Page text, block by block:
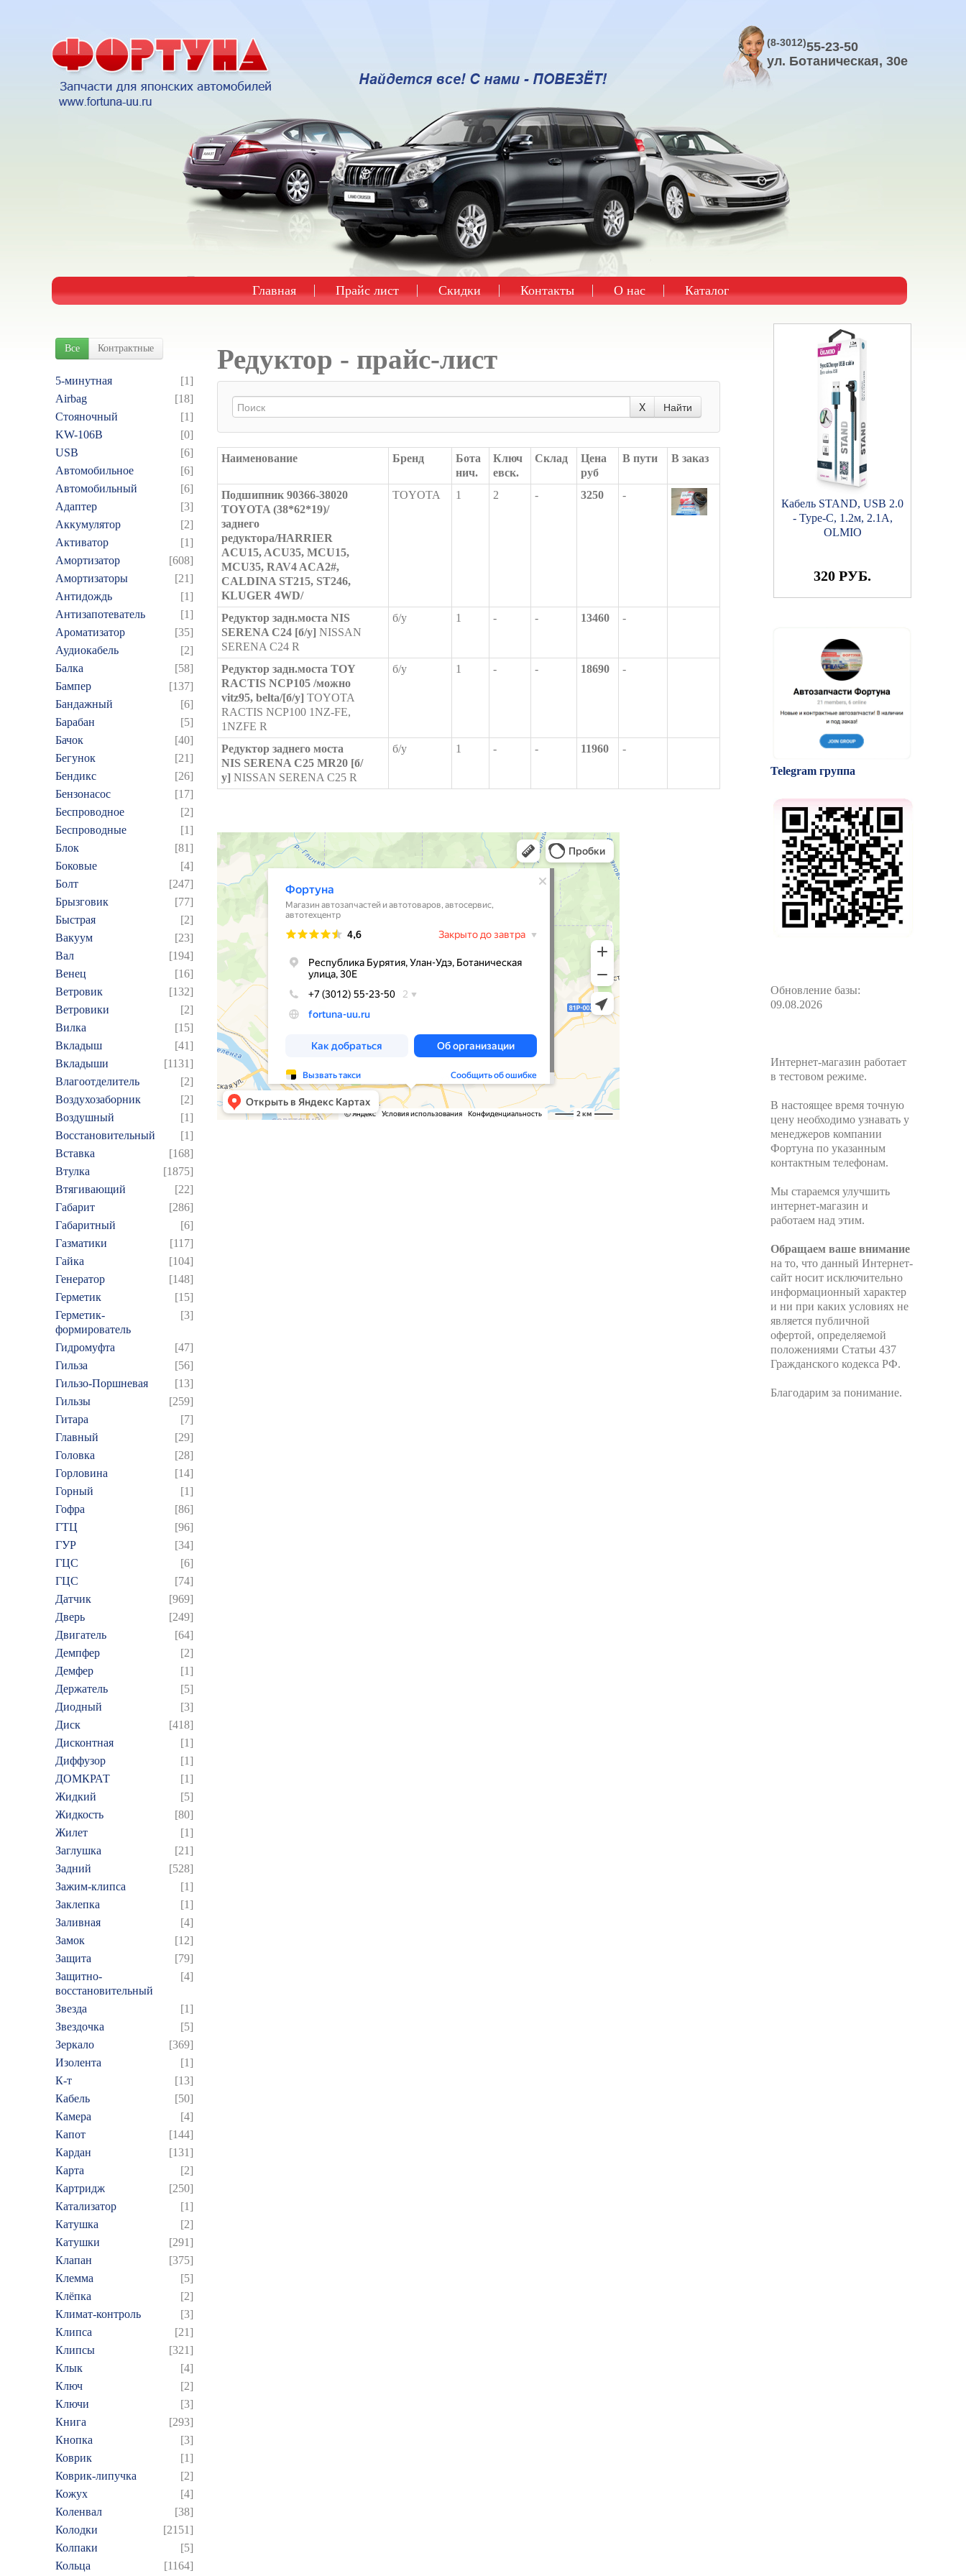
(8-3012)55-23-50
ул. Ботаническая, 30е
Главная Прайс лист Скидки Контакты О нас Каталог
Все Контрактные
5-минутная
[1]
Airbag
[18]
Cтояночный
[1]
KW-106B
[0]
USB
[6]
Автомобильное
[6]
Автомобильный
[6]
Адаптер
[3]
Аккумулятор
[2]
Активатор
[1]
Амортизатор
[608]
Амортизаторы
[21]
Антидождь
[1]
Антизапотеватель
[1]
Ароматизатор
[35]
Аудиокабель
[2]
Балка
[58]
Бампер
[137]
Бандажный
[6]
Барабан
[5]
Бачок
[40]
Бегунок
[21]
Бендикс
[26]
Бензонасос
[17]
Беспроводное
[2]
Беспроводные
[1]
Блок
[81]
Боковые
[4]
Болт
[247]
Брызговик
[77]
Быстрая
[2]
Вакуум
[23]
Вал
[194]
Венец
[16]
Ветровик
[132]
Ветровики
[2]
Вилка
[15]
Вкладыш
[41]
Вкладыши
[1131]
Влагоотделитель
[2]
Воздухозаборник
[2]
Воздушный
[1]
Восстановительный
[1]
Вставка
[168]
Втулка
[1875]
Втягивающий
[22]
Габарит
[286]
Габаритный
[6]
Газматики
[117]
Гайка
[104]
Генератор
[148]
Герметик
[15]
Герметик-
формирователь
[3]
Гидромуфта
[47]
Гильза
[56]
Гильзо-Поршневая
[13]
Гильзы
[259]
Гитара
[7]
Главный
[29]
Головка
[28]
Горловина
[14]
Горный
[1]
Гофра
[86]
ГТЦ
[96]
ГУР
[34]
ГЦC
[6]
ГЦС
[74]
Датчик
[969]
Дверь
[249]
Двигатель
[64]
Демпфер
[2]
Демфер
[1]
Держатель
[5]
Диодный
[3]
Диск
[418]
Дисконтная
[1]
Диффузор
[1]
ДОМКРАТ
[1]
Жидкий
[5]
Жидкость
[80]
Жилет
[1]
Заглушка
[21]
Задний
[528]
Зажим-клипса
[1]
Заклепка
[1]
Заливная
[4]
Замок
[12]
Защита
[79]
Защитно-
восстановительный
[4]
Звезда
[1]
Звездочка
[5]
Зеркало
[369]
Изолента
[1]
К-т
[13]
Кабель
[50]
Камера
[4]
Капот
[144]
Кардан
[131]
Карта
[2]
Картридж
[250]
Катализатор
[1]
Катушка
[2]
Катушки
[291]
Клапан
[375]
Клемма
[5]
Клёпка
[2]
Климат-контроль
[3]
Клипса
[21]
Клипсы
[321]
Клык
[4]
Ключ
[2]
Ключи
[3]
Книга
[293]
Кнопка
[3]
Коврик
[1]
Коврик-липучка
[2]
Кожух
[4]
Коленвал
[38]
Колодки
[2151]
Колпаки
[5]
Кольца
[1164]
Редуктор - прайс-лист
X Найти
Наименование Бренд
Бота
нич.
Ключ
евск.
Склад
Цена
руб
В пути В заказ
Подшипник 90366-38020
TOYOTA (38*62*19)/
заднего
редуктора/HARRIER
ACU15, ACU35, MCU15,
MCU35, RAV4 ACA2#,
CALDINA ST215, ST246,
KLUGER 4WD/
TOYOTA 1 2 - 3250 -
Редуктор задн.моста NIS
SERENA C24 [б/у] NISSAN
SERENA C24 R
б/у 1 - - 13460 -
Редуктор задн.моста TOY
RACTIS NCP105 /можно
vitz95, belta/[б/у] TOYOTA
RACTIS NCP100 1NZ-FE,
1NZFE R
б/у 1 - - 18690 -
Редуктор заднего моста
NIS SERENA C25 MR20 [б/
у] NISSAN SERENA C25 R
б/у 1 - - 11960 -
Кабель STAND, USB 2.0
- Type-C, 1.2м, 2.1A,
OLMIO
320 РУБ.
Telegram группа
Обновление базы:
09.08.2026
Интернет-магазин работает
в тестовом режиме.
В настоящее время точную
цену необходимо узнавать у
менеджеров компании
Фортуна по указанным
контактным телефонам.
Мы стараемся улучшить
интернет-магазин и
работаем над этим.
Обращаем ваше внимание
на то, что данный Интернет-
сайт носит исключительно
информационный характер
и ни при каких условиях не
является публичной
офертой, определяемой
положениями Статьи 437
Гражданского кодекса РФ.
Благодарим за понимание.